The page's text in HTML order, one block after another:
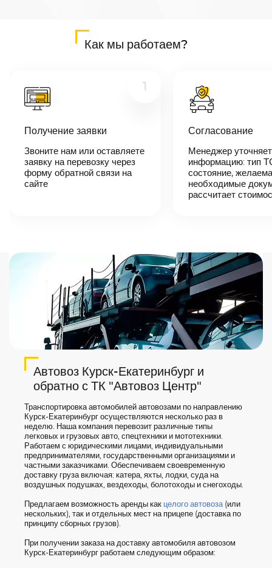
В течении 10
логист
вами,
согласует
детали
автоперевозки,
назовет
Как мы работаем?
1
Получение заявки
Звоните нам или оставляете
заявку на перевозку через
форму обратной связи на
сайте
Согласование
Менеджер уточняет
информацию: тип
состояние,
необходимые
рассчитает
Автовоз Курск-Екатеринбург и
обратно с ТК "Автовоз Центр"
Транспортировка автомобилей автовозами по направлению
Курск-Екатеринбург осуществляются несколько раз в
неделю. Наша компания перевозит различные типы
легковых и грузовых авто, спецтехники и мототехники.
Работаем с юридическими лицами, индивидуальными
предпринимателями, государственными организациями и
частными заказчиками. Обеспечиваем своевременную
доставку груза включая: катера, яхты, лодки, суда на
воздушных подушках, вездеходы, болотоходы и снегоходы.
Предлагаем возможность аренды как целого автовоза(или
нескольких), так и отдельных мест на прицепе (доставка по
принципу сборных грузов).
При получении заказа на доставку автомобиля автовозом
Курск-Екатеринбург работаем следующим образом: